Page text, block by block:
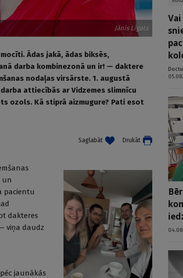
Jānis Līgats
Ādas jakā, ādas biksēs,
darba kombinezonā un ir! — daktere
nodaļas virsārste. 1. augustā
attiecībās ar Vidzemes slimnīcu
ozols. Kā stiprā aizmugure? Pati esot
Saglabāt Drukāt
un
pacientu
dakteres
viņa daudz
jaunākās